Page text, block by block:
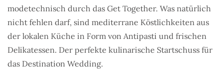
modetechnisch durch das Get Together. Was natürlich
nicht fehlen darf, sind mediterrane Köstlichkeiten aus
der lokalen Küche in Form von Antipasti und frischen
Delikatessen. Der perfekte kulinarische Startschuss für
das Destination Wedding.